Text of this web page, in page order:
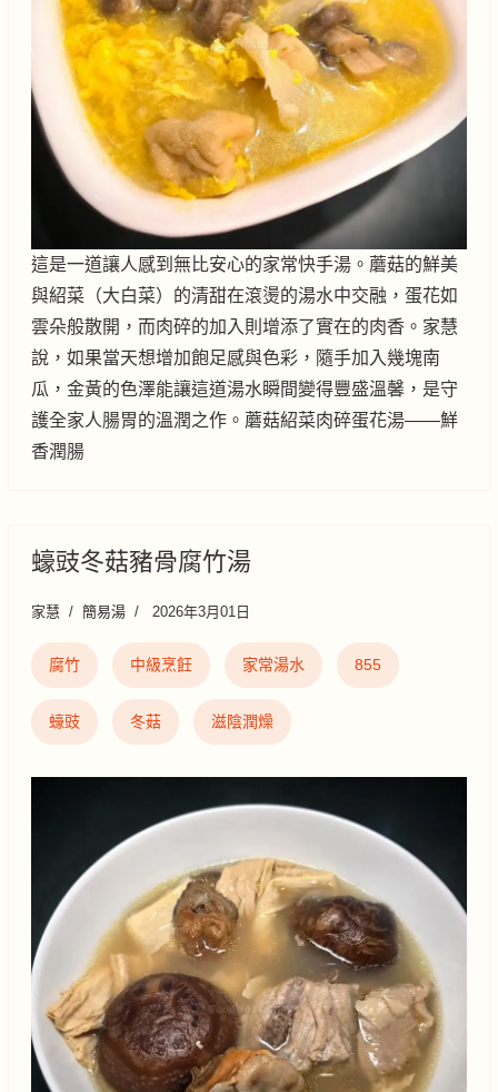
這是一道讓人感到無比安心的家常快手湯。蘑菇的鮮美
與紹菜（大白菜）的清甜在滾燙的湯水中交融，蛋花如
雲朵般散開，而肉碎的加入則增添了實在的肉香。家慧
說，如果當天想增加飽足感與色彩，隨手加入幾塊南
瓜，金黃的色澤能讓這道湯水瞬間變得豐盛溫馨，是守
護全家人腸胃的溫潤之作。蘑菇紹菜肉碎蛋花湯——鮮
香潤腸
蠔豉冬菇豬骨腐竹湯
家慧 簡易湯 2026年3月01日
腐竹 中級烹飪 家常湯水 855
蠔豉 冬菇 滋陰潤燥